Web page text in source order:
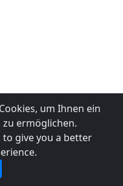
um Ihnen ein
ermöglichen.
to give you a better